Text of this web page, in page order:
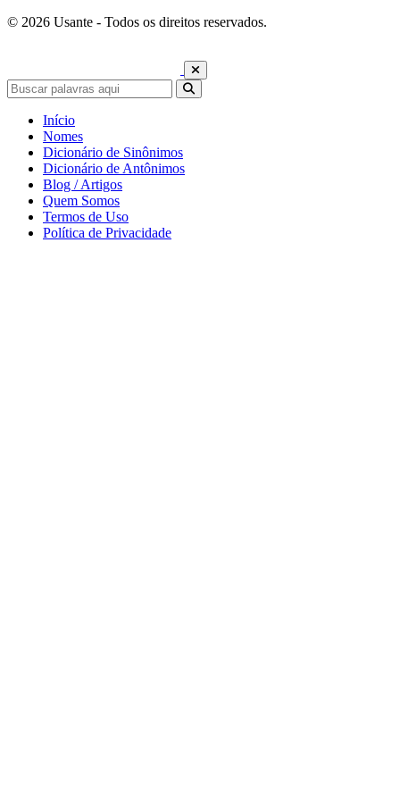
© 2026 Usante - Todos os direitos reservados.
Início
Nomes
Dicionário de Sinônimos
Dicionário de Antônimos
Blog / Artigos
Quem Somos
Termos de Uso
Política de Privacidade